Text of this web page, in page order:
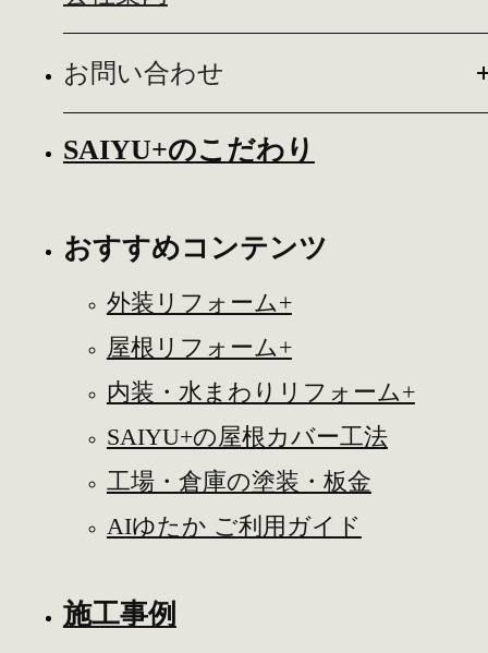
お問い合わせ
SAIYU+のこだわり
おすすめコンテンツ
外装リフォーム+
屋根リフォーム+
内装・水まわりリフォーム+
SAIYU+の屋根カバー工法
工場・倉庫の塗装・板金
AIゆたか ご利用ガイド
施工事例